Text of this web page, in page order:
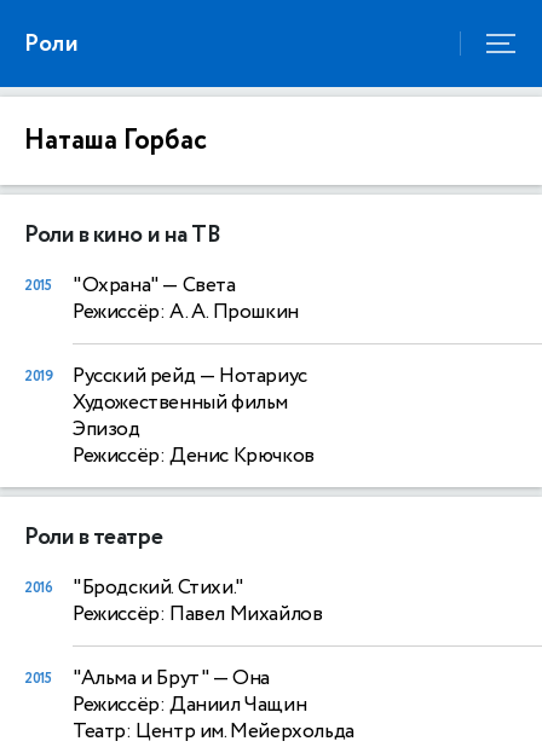
Роли
Наташа Горбас
Роли в кино и на ТВ
2015 "Охрана"— Света
Режиссёр: А. А. Прошкин
2019 Русский рейд— Нотариус
Художественный фильм
Эпизод
Режиссёр: Денис Крючков
Роли в театре
2016
"Бродский. Стихи."
Режиссёр: Павел Михайлов
2015 "Альма и Брут"— Она
Режиссёр: Даниил Чащин
Театр: Центр им. Мейерхольда